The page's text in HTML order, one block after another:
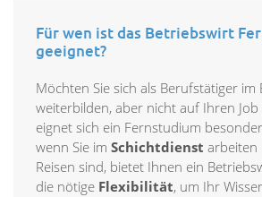
Für wen ist das Betriebswirt
geeignet?
Möchten Sie sich als Berufstätiger im
weiterbilden, aber nicht auf Ihren Job
eignet sich ein Fernstudium
wenn Sie im Schichtdienst
Reisen sind, bietet Ihnen ein
die nötige Flexibilität, um Ihr